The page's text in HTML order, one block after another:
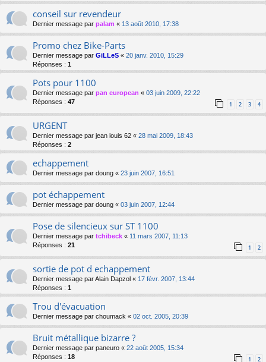
conseil sur revendeur
Dernier message par palam « 13 août 2010, 17:38
Promo chez Bike-Parts
Dernier message par GiLLeS « 20 janv. 2010, 15:29
Réponses : 1
Pots pour 1100
Dernier message par pan european « 03 juin 2009, 22:22
Réponses : 47 1 2 3 4
URGENT
Dernier message par jean louis 62 « 28 mai 2009, 18:43
Réponses : 2
echappement
Dernier message par doung « 23 juin 2007, 16:51
pot échappement
Dernier message par doung « 03 juin 2007, 12:44
Pose de silencieux sur ST 1100
Dernier message par tchibeck « 11 mars 2007, 11:13
Réponses : 21 1 2
sortie de pot d echappement
Dernier message parAlain Dapzol « 17 févr. 2007, 13:44
Réponses : 1
Trou d'évacuation
Dernier message par choumack « 02 oct. 2005, 20:39
Bruit métallique bizarre ?
Dernier message par paneuro « 22 août 2005, 15:34
Réponses : 18 1 2